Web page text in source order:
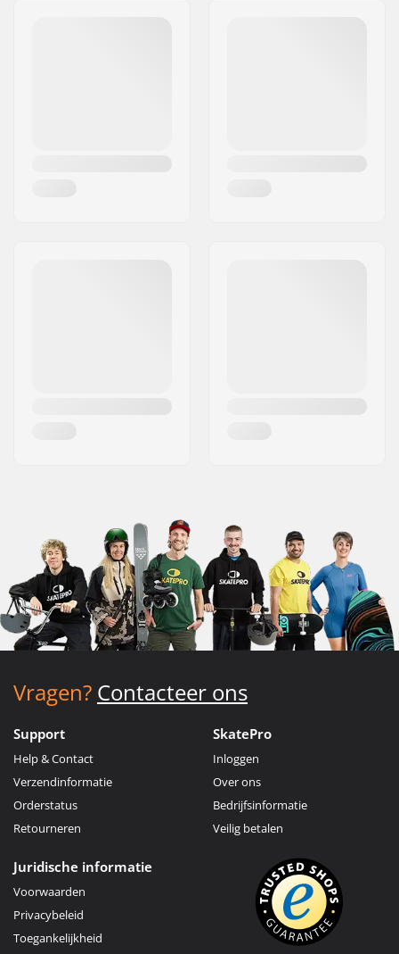
Vragen? Contacteer ons
Support
Help & Contact
Verzendinformatie
Orderstatus
Retourneren
SkatePro
Inloggen
Over ons
Bedrijfsinformatie
Veilig betalen
Juridische informatie
Voorwaarden
Privacybeleid
Toegankelijkheid